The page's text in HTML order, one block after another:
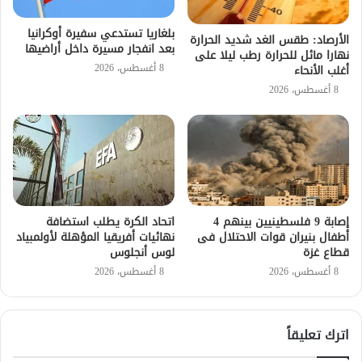
الأرصاد: طقس الغد شديد الحرارة
نهارا مائل للحرارة رطب ليلا على
أغلب الأنحاء
8 أغسطس، 2026
بلغاريا تستدعي سفيرة أوكرانيا
بعد انفجار مسيرة داخل أراضيها
8 أغسطس، 2026
إصابة 9 فلسطينيين بينهم 4
أطفال بنيران قوات الاحتلال فى
قطاع غزة
8 أغسطس، 2026
اتحاد الكرة يطلب استضافة
نهائيات أفريقيا المؤهلة لأولمبياد
لوس أنجلوس
8 أغسطس، 2026
اترك تعليقاً